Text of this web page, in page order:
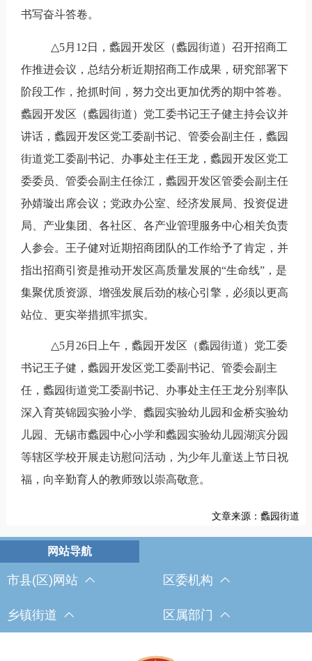
书写奋斗答卷。
△5月 12 日，蠡园开发区（蠡园街道）召开招商工
作推进会议，总结分析近期招商工作成果，研究部署下
阶段工作，抢抓时间，努力交出更加优秀的期中答卷。
蠡园开发区（蠡园街道）党工委书记王子健主持会议并
讲话，蠡园开发区党工委副书记、管委会副主任，蠡园
街道党工委副书记、办事处主任王龙，蠡园开发区党工
委委员、管委会副主任徐江，蠡园开发区管委会副主任
孙婧璇出席会议；党政办公室、经济发展局、投资促进
局、产业集团、各社区、各产业管理服务中心相关负责
人参会。王子健对近期招商团队的工作给予了肯定，并
指出招商引资是推动开发区高质量发展的“生命线”，是
集聚优质资源、增强发展后劲的核心引擎，必须以更高
站位、更实举措抓牢抓实。
△5月 26日上午，蠡园开发区（蠡园街道）党工委
书记王子健，蠡园开发区党工委副书记、管委会副主
任，蠡园街道党工委副书记、办事处主任王龙分别率队
深入育英锦园实验小学、蠡园实验幼儿园和金桥实验幼
儿园、无锡市蠡园中心小学和蠡园实验幼儿园湖滨分园
等辖区学校开展走访慰问活动，为少年儿童送上节日祝
福，向辛勤育人的教师致以崇高敬意。
文章来源：蠡园街道
市县(区)网站 区委机构
乡镇街道 区属部门